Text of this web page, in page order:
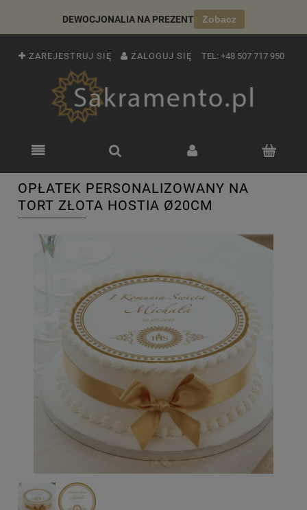
DEWOCJONALIA NA PREZENT Zobacz
ZAREJESTRUJ SIĘ ZALOGUJ SIĘ TEL: +48 507 717 950
OPŁATEK PERSONALIZOWANY NA
TORT ZŁOTA HOSTIA Ø20CM